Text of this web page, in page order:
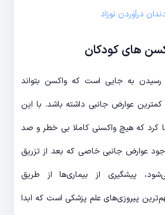
درآوردن نوزاد
های کودکان
رسیدن به جایی است که واکسن بتواند
کمترین عوارض جانبی داشته باشد. با این
کرد که هیچ واکسنی کاملا بی خطر و صد
عوارض جانبی خاصی که بعد از تزریق
پیشگیری از بیماری‌ها از طریق
پیروزی‌های علم پزشکی است که ابدا